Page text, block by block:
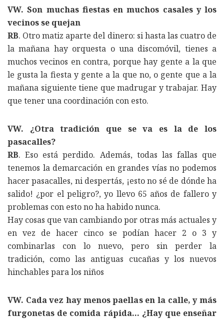
VW. Son muchas fiestas en muchos casales y los
vecinos se quejan
RB. Otro matiz aparte del dinero: si hasta las cuatro de
la mañana hay orquesta o una discomóvil, tienes a
muchos vecinos en contra, porque hay gente a la que
le gusta la fiesta y gente a la que no, o gente que a la
mañana siguiente tiene que madrugar y trabajar. Hay
que tener una coordinación con esto.
VW. ¿Otra tradición que se va es la de los
pasacalles?
RB. Eso está perdido. Además, todas las fallas que
tenemos la demarcación en grandes vías no podemos
hacer pasacalles, ni despertás, ¡esto no sé de dónde ha
salido! ¿por el peligro?, yo llevo 65 años de fallero y
problemas con esto no ha habido nunca.
Hay cosas que van cambiando por otras más actuales y
en vez de hacer cinco se podían hacer 2 o 3 y
combinarlas con lo nuevo, pero sin perder la
tradición, como las antiguas cucañas y los nuevos
hinchables para los niños
VW. Cada vez hay menos paellas en la calle, y más
furgonetas de comida rápida… ¿Hay que enseñar